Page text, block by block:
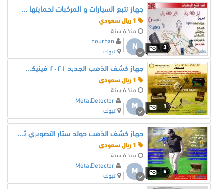
3
جهاز تتبع السيارات و المركبات لحمايتها من السرقه 600 ريال
منذ 6 سنة
N
nourhan
تبوك
1
جهاز كشف الذهب الجديد ٢٠٢١ فينيكس – Phoenix
منذ 6 سنة
M
MetalDetector
تبوك
5
جهاز كشف الذهب جولد ستار التصويري ثلاثي الابعاد | Gold Star 3D Scanner
منذ 6 سنة
M
MetalDetector
تبوك